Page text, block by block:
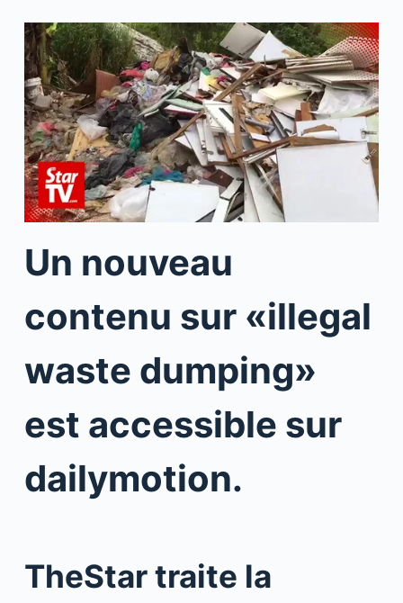
Un nouveau
contenu sur «illegal
waste dumping»
est accessible sur
dailymotion.
TheStar traite la